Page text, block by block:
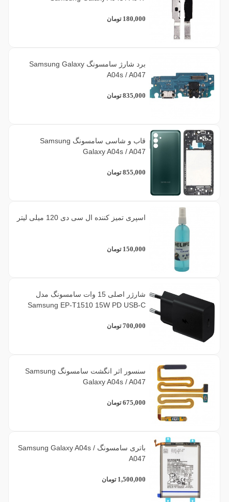
180,000 تومان
برد شارژ سامسونگ Samsung Galaxy
A04s / A047
835,000 تومان
قاب و شاسی سامسونگ Samsung
Galaxy A04s / A047
855,000 تومان
اسپری تمیز کننده ال سی دی 120 میلی لیتر
150,000 تومان
شارژر اصلی 15 وات سامسونگ مدل
Samsung EP-T1510 15W PD USB-C
700,000 تومان
سنسور اثر انگشت سامسونگ Samsung
Galaxy A04s / A047
675,000 تومان
باتری سامسونگ Samsung Galaxy A04s /
A047
1,500,000 تومان